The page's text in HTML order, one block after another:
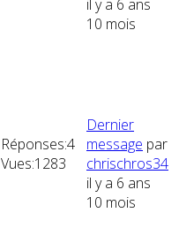
il y a 6 ans
10 mois
Réponses:4
Vues:1283
Dernier
message par
chrischros34
il y a 6 ans
10 mois